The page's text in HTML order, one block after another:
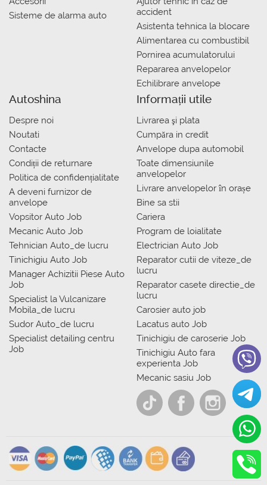
Sisteme de alarma auto
accident
Asistenta tehnica la blocare
Alimentarea cu combustibil
Pornirea acumulatorului
Repararea anvelopelor
Echilibrare anvelope
Autoshina
Despre noi
Noutati
Contacte
Condiții de returnare
Politica de confidențialitate
A deveni furnizor de
anvelope
Vopsitor Auto Job
Mecanic Auto Job
Tehnician Auto_de lucru
Tinichigiu Auto Job
Manager Achizitii Piese Auto
Job
Specialist la Vulcanizare
Mobila_de lucru
Sudor Auto_de lucru
Specialist detailing centru
Job
Informații utile
Livrarea şi plata
Сumpăra in credit
Anvelope dupa automobil
Toate dimensiunile
anvelopelor
Livrare anvelopelor în orașe
Bine sa stii
Cariera
Program de loialitate
Electrician Auto Job
Reparator cutii de viteze_de
lucru
Reparator casete directie_de
lucru
Carosier auto job
Lacatus auto Job
Tinichigiu de caroserie Job
Tinichigiu Auto fara
experienta Job
Mecanic sasiu Job